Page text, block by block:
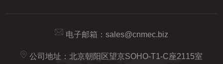
电子邮箱： sales@cnmec.biz
公司地址：北京朝阳区望京SOHO-T1-C座2115室